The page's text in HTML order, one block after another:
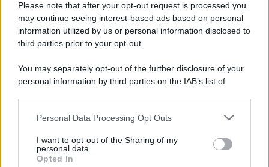
Please note that after your opt-out request is processed you
may continue seeing interest-based ads based on personal
information utilized by us or personal information disclosed to
third parties prior to your opt-out.
You may separately opt-out of the further disclosure of your
personal information by third parties on the IAB’s list of
This information may also be disclosed by us to third parties
disclose it to other third parties.
Personal Data Processing Opt Outs
I want to opt-out of the Sharing of my
personal data.
Opted In
Day Travel 365
Home Magazine 365
Cineverse Magazine
Francia
InvestirMag